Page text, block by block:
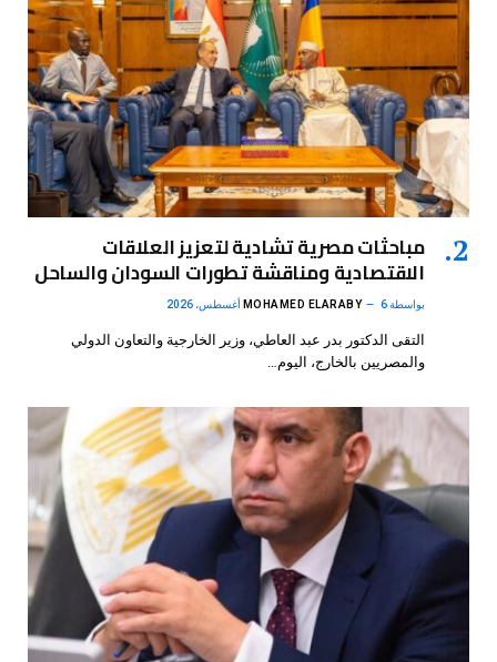
مباحثات مصرية تشادية لتعزيز العلاقات
الاقتصادية ومناقشة تطورات السودان والساحل
بواسطة MOHAMED ELARABY 6 أغسطس، 2026
التقى الدكتور بدر عبد العاطي، وزير الخارجية والتعاون الدولي
والمصريين بالخارج، اليوم…